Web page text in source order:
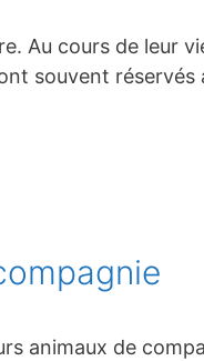
Au cours de leur
souvent réservés
animaux de